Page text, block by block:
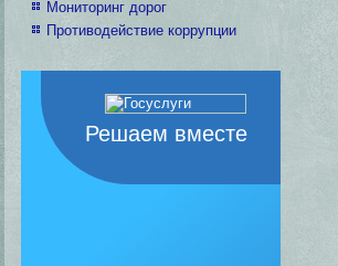
Мониторинг дорог
Противодействие коррупции
Решаем вместе